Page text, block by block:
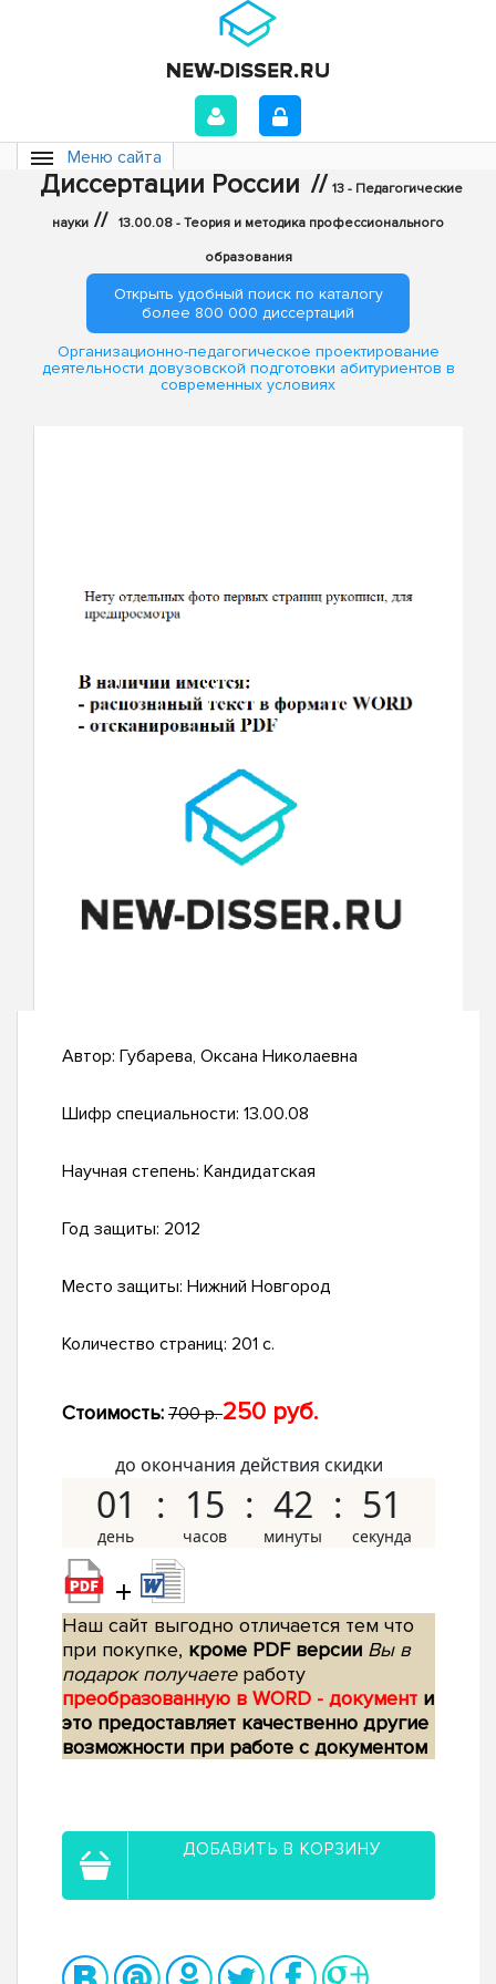
Меню сайта
Диссертации России // 13 - Педагогические
науки // 13.00.08 - Теория и методика профессионального
образования
Открыть удобный поиск по каталогу
более 800 000 диссертаций
Организационно-педагогическое проектирование
деятельности довузовской подготовки абитуриентов в
современных условиях
Автор: Губарева, Оксана Николаевна
Шифр специальности: 13.00.08
Научная степень: Кандидатская
Год защиты: 2012
Место защиты: Нижний Новгород
Количество страниц: 201 с.
Стоимость: 700 р.250 руб.
до окончания действия скидки
01 15 42 50
+
Наш сайт выгодно отличается тем что
при покупке, кроме PDF версии Вы в
подарок получаетеработу
преобразованную в WORD - документ и
это предоставляет качественно другие
возможности при работе с документом
ДОБАВИТЬ В КОРЗИНУ